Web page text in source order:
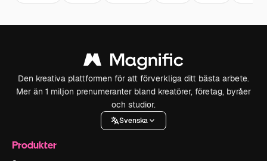
Den kreativa plattformen för att förverkliga ditt bästa arbete.
Mer än 1 miljon prenumeranter bland kreatörer, företag, byråer
och studior.
Svenska
Produkter